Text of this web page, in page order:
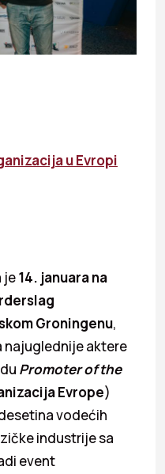
u Evropi
je14. januara na
Groningenu,
najuglednije aktere
Promoter of the
Evrope)
vodećih
industrije sa
event